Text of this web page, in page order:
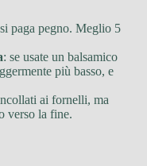
paga pegno. Meglio 5
: se usate un balsamico
più basso, e
ai fornelli, ma
verso la fine.